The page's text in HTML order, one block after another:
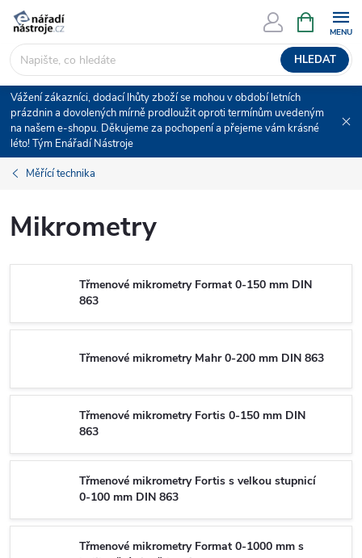
Přejít
obsah
HLEDAT
NÁKUPNÍ
KOŠÍK
Vážení zákazníci, dodací lhůty zboží se mohou v období letních
prázdnin a dovolených mírně prodloužit oproti termínům uvedeným
na našem e-shopu. Děkujeme za pochopení a přejeme vám krásné
léto! Tým Enářadí Nástroje
Měřící technika
Mikrometry
Třmenové mikrometry Format 0-150 mm DIN
863
Třmenové mikrometry Mahr 0-200 mm DIN 863
Třmenové mikrometry Fortis 0-150 mm DIN
863
Třmenové mikrometry Fortis s velkou stupnicí
0-100 mm DIN 863
Třmenové mikrometry Format 0-1000 mm s